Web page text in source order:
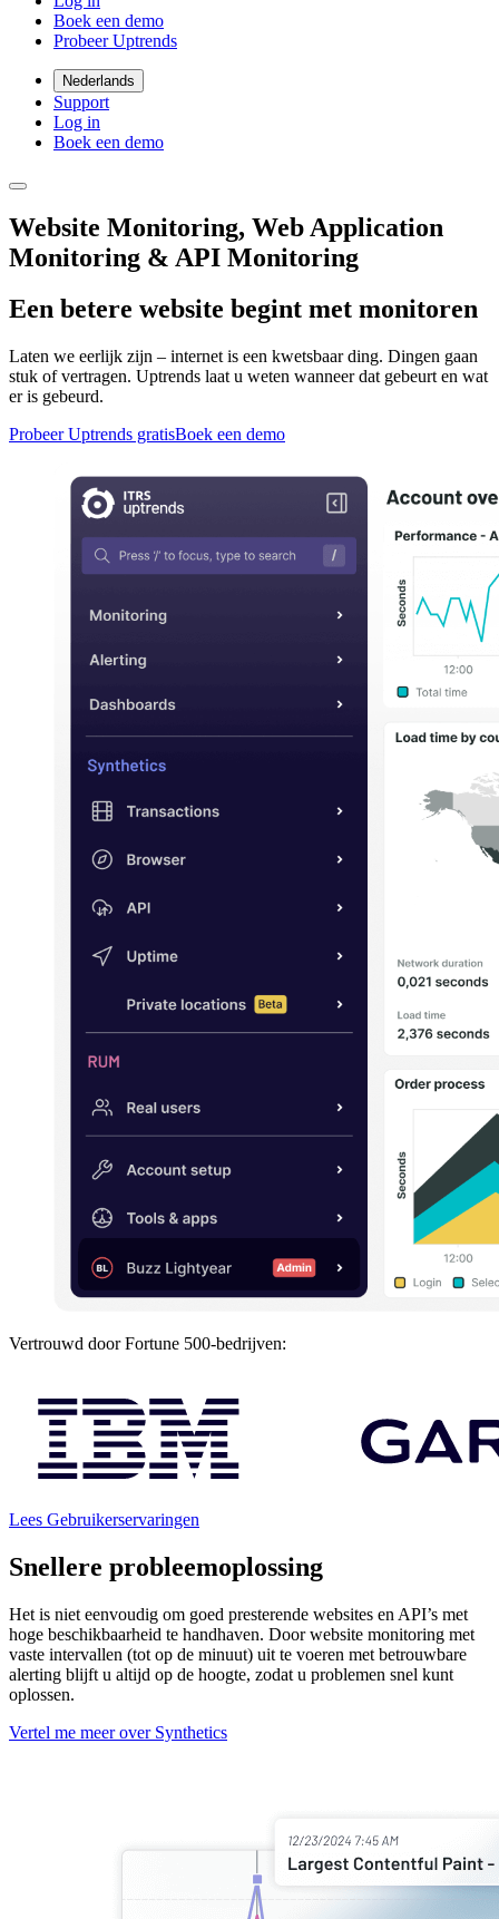
Boek een demo
Probeer Uptrends
Nederlands
Support
Log in
Boek een demo
Website Monitoring, Web Application
Monitoring & API Monitoring
Een betere website begint met monitoren
Laten we eerlijk zijn – internet is een kwetsbaar ding. Dingen gaan
stuk of vertragen. Uptrends laat u weten wanneer dat gebeurt en wat
er is gebeurd.
Probeer Uptrends gratisBoek een demo
Vertrouwd door Fortune 500-bedrijven:
Lees Gebruikerservaringen
Snellere probleemoplossing
Het is niet eenvoudig om goed presterende websites en API’s met
hoge beschikbaarheid te handhaven. Door website monitoring met
vaste intervallen (tot op de minuut) uit te voeren met betrouwbare
alerting blijft u altijd op de hoogte, zodat u problemen snel kunt
oplossen.
Vertel me meer over Synthetics